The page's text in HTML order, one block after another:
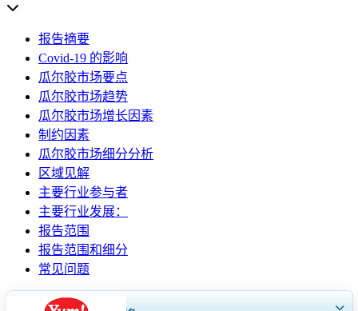
报告摘要
Covid-19 的影响
瓜尔胶市场要点
瓜尔胶市场趋势
瓜尔胶市场增长因素
制约因素
瓜尔胶市场细分分析
区域见解
主要行业参与者
主要行业发展：
报告范围
报告范围和细分
常见问题